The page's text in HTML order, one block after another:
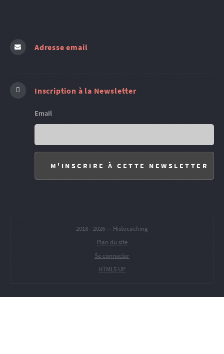
Adresse email
Inscription à la Newsletter
Email
2018 - 2026 — Histocaching
Plan du site
Se connecter
HTML5 UP